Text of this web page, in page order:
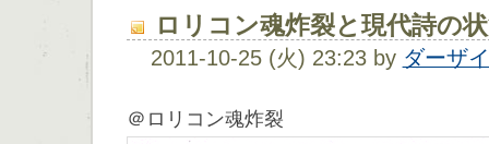
ロリコン魂炸裂と現代詩の
2011-10-25 (火) 23:23 by ダーザ
＠ロリコン魂炸裂